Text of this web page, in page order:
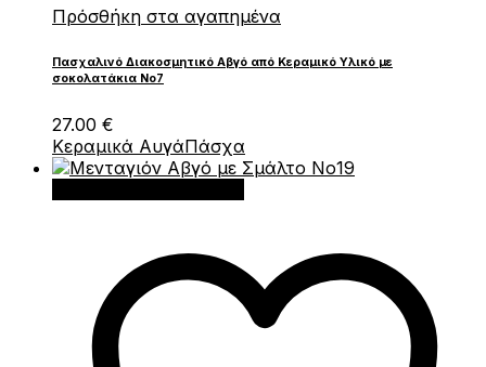
Πρόσθήκη στα αγαπημένα
Πασχαλινό Διακοσμητικό Αβγό από Κεραμικό Υλικό με
σοκολατάκια Νο7
27.00 €
Κεραμικά ΑυγάΠάσχα